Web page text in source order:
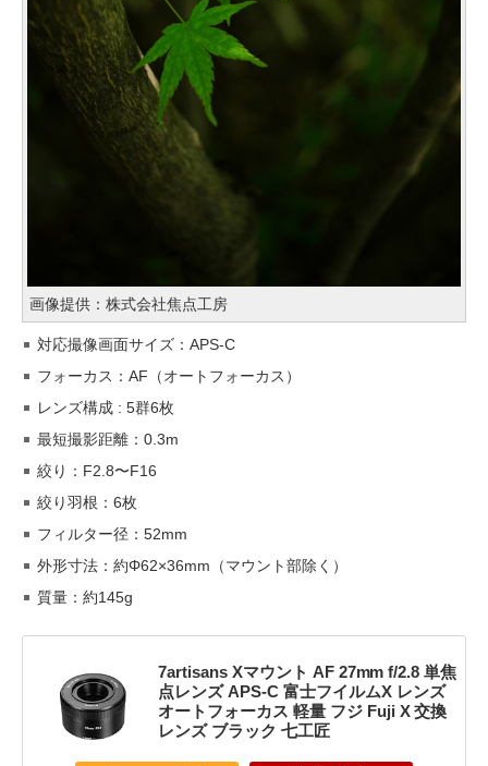
画像提供：株式会社焦点工房
対応撮像画面サイズ：APS-C
フォーカス：AF（オートフォーカス）
レンズ構成 : 5群6枚
最短撮影距離：0.3m
絞り：F2.8〜F16
絞り羽根：6枚
フィルター径：52mm
外形寸法：約Φ62×36mm（マウント部除く）
質量：約145g
7artisans Xマウント AF 27mm f/2.8 単焦
点レンズ APS-C 富士フイルムX レンズ
オートフォーカス 軽量 フジ Fuji X 交換
レンズ ブラック 七工匠